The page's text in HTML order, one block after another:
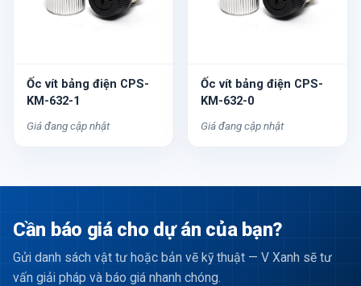
Ốc vít bảng điện CPS-
KM-632-1
Giá đang cập nhật
Ốc vít bảng điện CPS-
KM-632-0
Giá đang cập nhật
Cần báo giá cho dự án của bạn?
Gửi danh sách vật tư hoặc bản vẽ kỹ thuật — V Xanh sẽ tư
vấn giải pháp và báo giá nhanh chóng.